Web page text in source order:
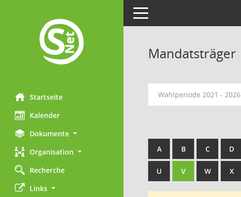
Startseite
Kalender
Dokumente
Organisation
Recherche
Links
Toggle navigation
Mandatsträger
Wahlperiode 2021 - 2026
A B C D
U V W X